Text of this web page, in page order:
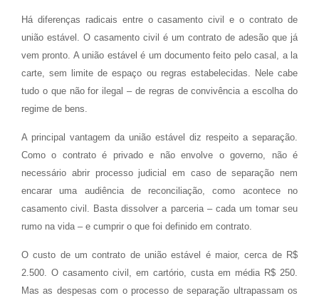
Há diferenças radicais entre o casamento civil e o contrato de
união estável. O casamento civil é um contrato de adesão que já
vem pronto. A união estável é um documento feito pelo casal, a la
carte, sem limite de espaço ou regras estabelecidas. Nele cabe
tudo o que não for ilegal – de regras de convivência a escolha do
regime de bens.
A principal vantagem da união estável diz respeito a separação.
Como o contrato é privado e não envolve o governo, não é
necessário abrir processo judicial em caso de separação nem
encarar uma audiência de reconciliação, como acontece no
casamento civil. Basta dissolver a parceria – cada um tomar seu
rumo na vida – e cumprir o que foi definido em contrato.
O custo de um contrato de união estável é maior, cerca de R$
2.500. O casamento civil, em cartório, custa em média R$ 250.
Mas as despesas com o processo de separação ultrapassam os